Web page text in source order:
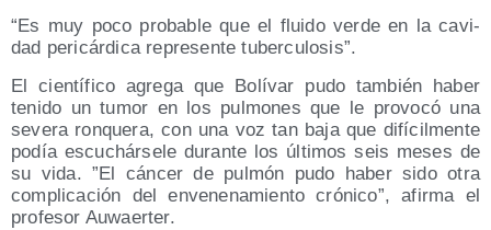
“Es muy poco pro­ba­ble que el flui­do ver­de en la cavi­
dad peri­cár­di­ca repre­sen­te tuberculosis”.
El cien­tí­fi­co agre­ga que Bolí­var pudo tam­bién haber
teni­do un tumor en los pul­mo­nes que le pro­vo­có una
seve­ra ron­que­ra, con una voz tan baja que difí­cil­men­te
podía escu­chár­se­le duran­te los últi­mos seis meses de
su vida. ”El cán­cer de pul­món pudo haber sido otra
com­pli­ca­ción del enve­ne­na­mien­to cró­ni­co”, afir­ma el
pro­fe­sor Auwaerter.